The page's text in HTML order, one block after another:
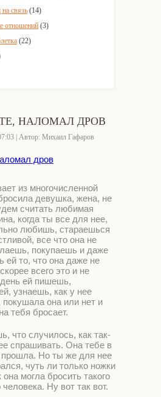
связь (14)
отношений (3)
(22)
НАЛОМАЛ ДРОВ
| Автор: Михаил Гафаров
из многочисленной
девушка, жена, не
считать любимая
когда ты все для нее,
любишь, стараешься
все что она не
покупаешь и даже
то, что она даже не
всего это и не
ей пишешь,
узнаешь, как у нее
покушала она или нет и
тебя бросает.
что случилось, как так-
спрашивать. Она тебе в
прошла. Но ты же для нее
чуть ли только ножки
могла бросить такого
Ну вот так вот.